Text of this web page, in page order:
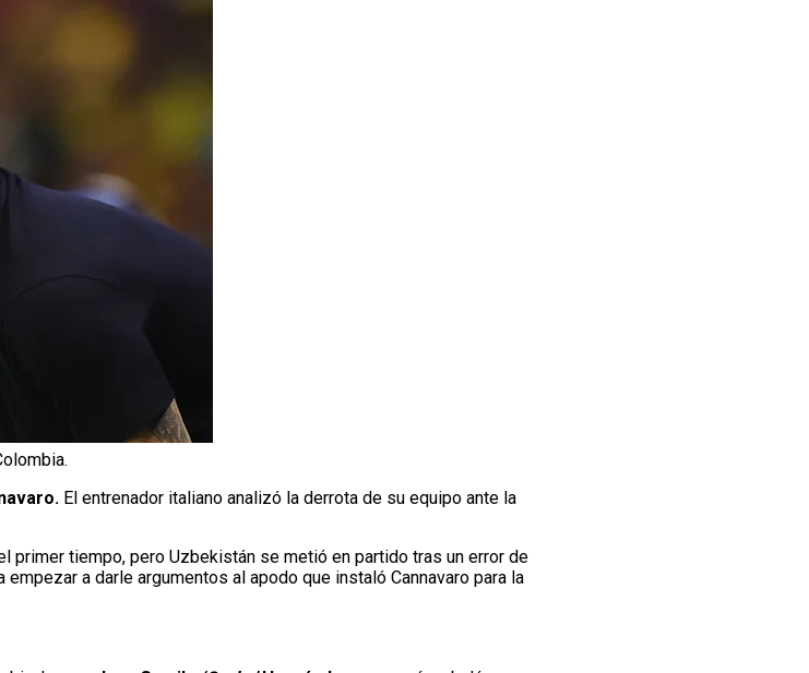
El entrenador italiano analizó la derrota de su equipo ante la
primer tiempo, pero Uzbekistán se metió en partido tras un error de
empezar a darle argumentos al apodo que instaló Cannavaro para la